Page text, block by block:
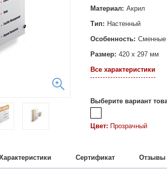
Материал: Акрил
Тип: Настенный
Особенность:
Размер: 420 x 297 мм
Все характеристики
Выберите вариант
Цвет: Прозрачный
Сертификат Отзывы